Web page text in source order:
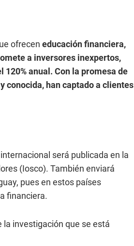
ofrecen educación financiera,
a inversores inexpertos,
120% anual. Con la promesa de
conocida, han captado a clientes
será publicada en la
(Iosco). También enviará
pues en estos países
financiera.
la investigación que se está